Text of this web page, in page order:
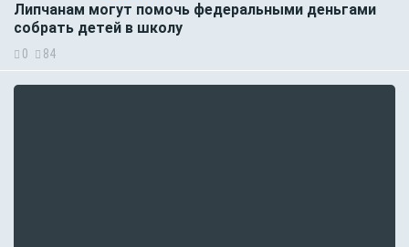
Липчанам могут помочь федеральными деньгами
собрать детей в школу
0 84